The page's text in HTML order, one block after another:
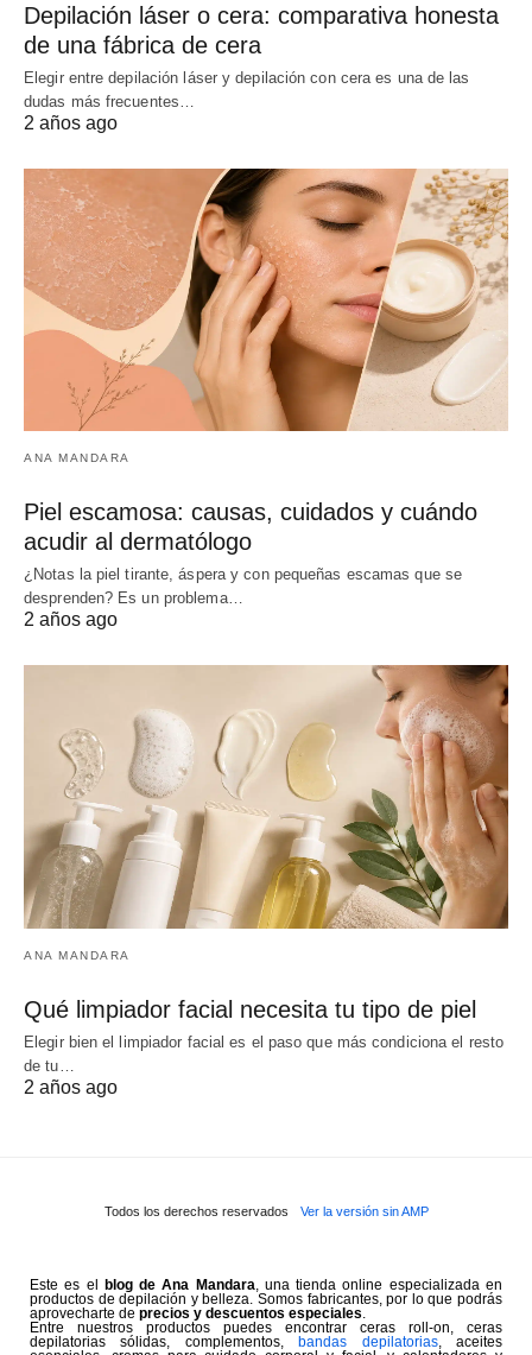
Depilación láser o cera: comparativa honesta
de una fábrica de cera
Elegir entre depilación láser y depilación con cera es una de las
dudas más frecuentes…
2 años ago
ANA MANDARA
Piel escamosa: causas, cuidados y cuándo
acudir al dermatólogo
¿Notas la piel tirante, áspera y con pequeñas escamas que se
desprenden? Es un problema…
2 años ago
ANA MANDARA
Qué limpiador facial necesita tu tipo de piel
Elegir bien el limpiador facial es el paso que más condiciona el resto
de tu…
2 años ago
Todos los derechos reservados Ver la versión sin AMP
Este es el blog de Ana Mandara, una tienda online especializada en
productos de depilación y belleza. Somos fabricantes, por lo que podrás
aprovecharte de precios y descuentos especiales.
Entre nuestros productos puedes encontrar ceras roll-on, ceras
depilatorias sólidas, complementos, bandas depilatorias, aceites